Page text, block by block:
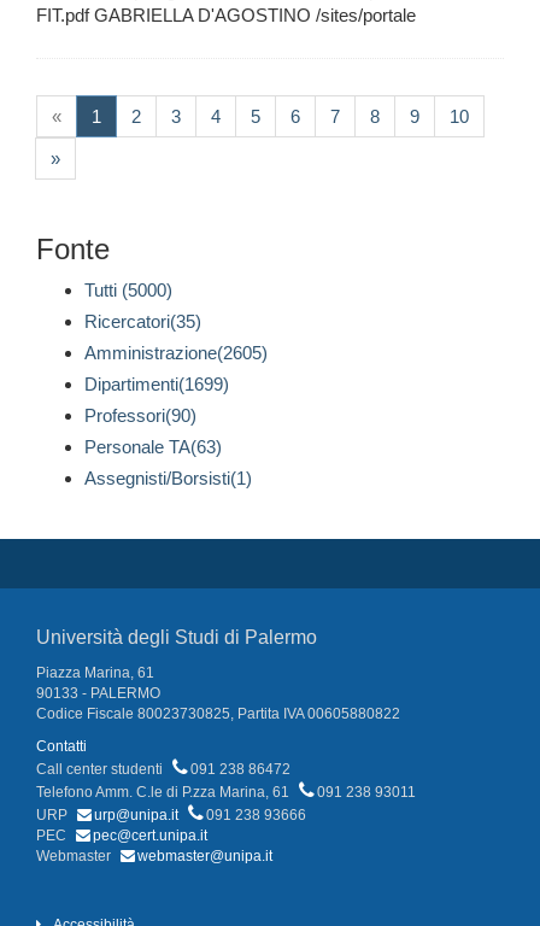
FIT.pdf GABRIELLA D'AGOSTINO /sites/portale
« 1 (current)
2 3 4 5 6 7 8 9 10
»
Fonte
Tutti (5000)
Ricercatori(35)
Amministrazione(2605)
Dipartimenti(1699)
Professori(90)
Personale TA(63)
Assegnisti/Borsisti(1)
Università degli Studi di Palermo
Piazza Marina, 61
90133 - PALERMO
Codice Fiscale 80023730825, Partita IVA 00605880822
Contatti
Call center studenti
091 238 86472
Telefono Amm. C.le di P.zza Marina, 61
091 238 93011
URP
urp@unipa.it
091 238 93666
PEC
pec@cert.unipa.it
Webmaster
webmaster@unipa.it